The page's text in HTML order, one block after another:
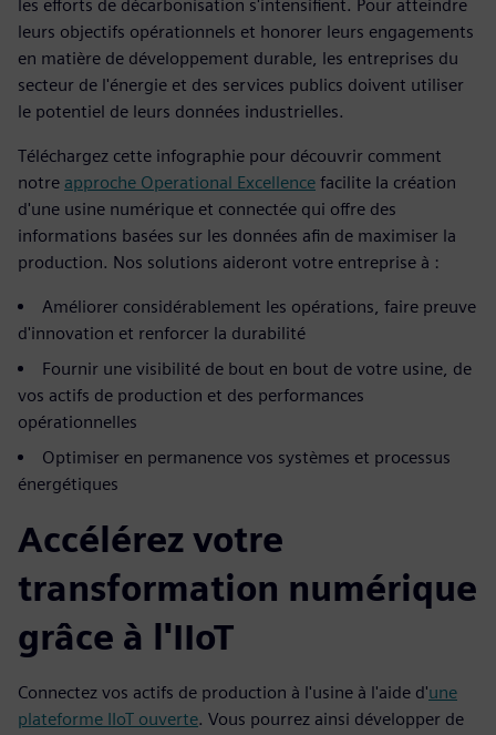
les efforts de décarbonisation s'intensifient. Pour atteindre
leurs objectifs opérationnels et honorer leurs engagements
en matière de développement durable, les entreprises du
secteur de l'énergie et des services publics doivent utiliser
le potentiel de leurs données industrielles.
Téléchargez cette infographie pour découvrir comment
notre approche Operational Excellence facilite la création
d'une usine numérique et connectée qui offre des
informations basées sur les données afin de maximiser la
production. Nos solutions aideront votre entreprise à :
Améliorer considérablement les opérations, faire preuve
d'innovation et renforcer la durabilité
Fournir une visibilité de bout en bout de votre usine, de
vos actifs de production et des performances
opérationnelles
Optimiser en permanence vos systèmes et processus
énergétiques
Accélérez votre
transformation numérique
grâce à l'IIoT
Connectez vos actifs de production à l'usine à l'aide d'une
plateforme IIoT ouverte. Vous pourrez ainsi développer de